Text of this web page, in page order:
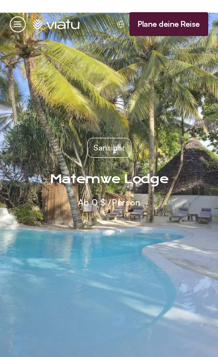
Menü
Startseite Plane deine Reise
Sansibar
Matemwe Lodge
Ab0 $/Person